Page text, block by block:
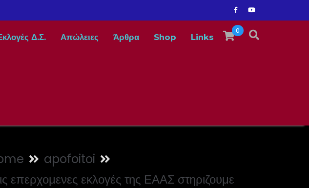
0
Δ.Σ. Απώλειες Άρθρα Shop Links
apofoitoi
επερχομενες εκλογές της ΕΑΑΣ στηριζουμε